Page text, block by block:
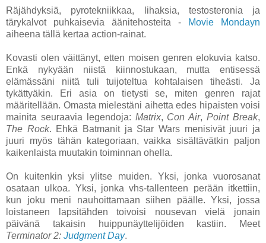
Räjähdyksiä, pyrotekniikkaa, lihaksia, testosteronia ja
tärykalvot puhkaisevia äänitehosteita -
Movie Mondayn
aiheena tällä kertaa action-rainat.
Kovasti olen väittänyt, etten moisen genren elokuvia katso.
Enkä nykyään niistä kiinnostukaan, mutta entisessä
elämässäni niitä tuli tuijoteltua kohtalaisen tiheästi. Ja
tykättyäkin. Eri asia on tietysti se, miten genren rajat
määritellään. Omasta mielestäni aihetta edes hipaisten voisi
mainita seuraavia legendoja: Matrix, Con Air,Point Break,
The Rock. Ehkä Batmanit ja Star Wars menisivät juuri ja
juuri myös tähän kategoriaan, vaikka sisältävätkin paljon
kaikenlaista muutakin toiminnan ohella.
On kuitenkin yksi ylitse muiden. Yksi, jonka vuorosanat
osataan ulkoa. Yksi, jonka vhs-tallenteen perään itkettiin,
kun joku meni nauhoittamaan siihen päälle. Yksi, jossa
loistaneen lapsitähden toivoisi nousevan vielä jonain
päivänä takaisin huippunäyttelijöiden kastiin. Meet
Terminator 2: Judgment Day.